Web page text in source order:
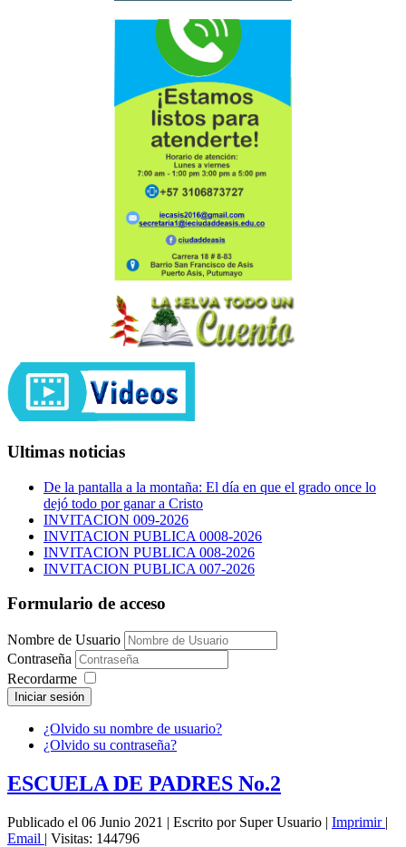
Ultimas noticias
De la pantalla a la montaña: El día en que el grado once lo
dejó todo por ganar a Cristo
INVITACION 009-2026
INVITACION PUBLICA 0008-2026
INVITACION PUBLICA 008-2026
INVITACION PUBLICA 007-2026
Formulario de acceso
Nombre de Usuario
Contraseña
Recordarme
Iniciar sesión
¿Olvido su nombre de usuario?
¿Olvido su contraseña?
ESCUELA DE PADRES No.2
Publicado el 06 Junio 2021 | Escrito por Super Usuario | Imprimir |
Email | Visitas: 144796